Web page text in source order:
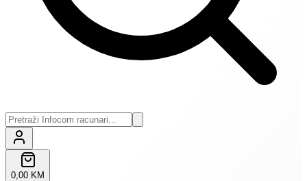
0,00 KM